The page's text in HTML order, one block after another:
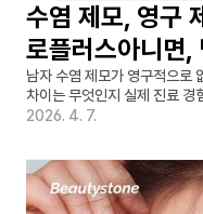
수염 제모, 영구
로플러스아니면,
남자 수염 제모가 영구적으로
차이는 무엇인지 실제 진료 경
2026. 4. 7.